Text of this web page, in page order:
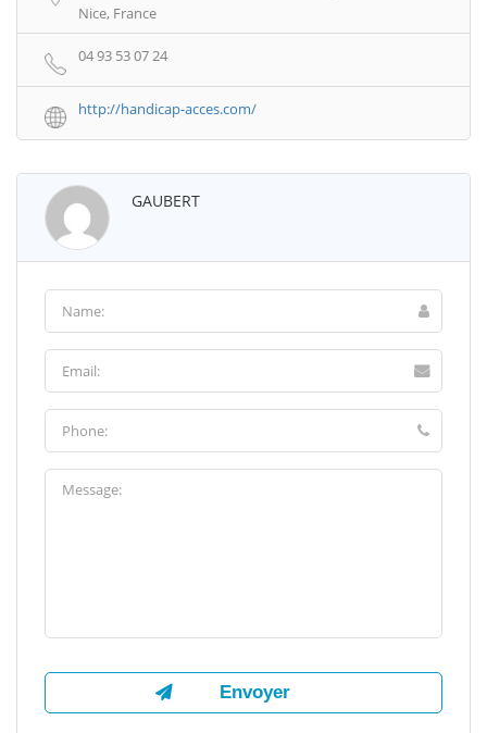
Nice, France
04 93 53 07 24
http://handicap-acces.com/
GAUBERT